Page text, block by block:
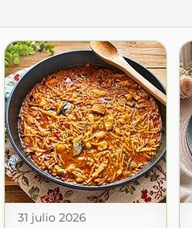
31 julio 2026